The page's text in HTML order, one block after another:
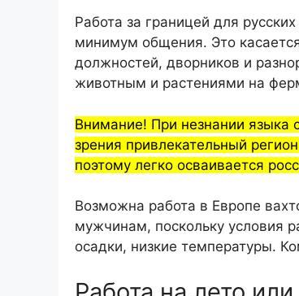
Работа за границей для
минимум общения. Это
должностей, дворников и
животным и растениями на
Внимание! При незнании языка
зрения привлекательный
поэтому легко осваивается
Возможна работа в Европе
мужчинам, поскольку условия
осадки, низкие температуры.